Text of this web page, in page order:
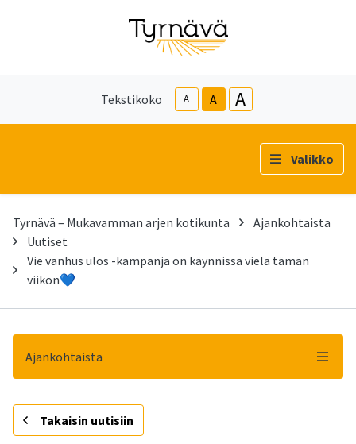
Tekstikoko A A A
Valikko
Tyrnävä – Mukavamman arjen kotikunta
Ajankohtaista
Uutiset
Vie vanhus ulos -kampanja on käynnissä vielä tämän
viikon💙
Ajankohtaista
- Takaisin uutisiin